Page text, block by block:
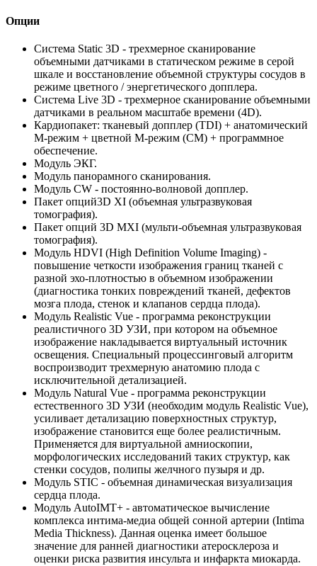
Опции
Система Static 3D - трехмерное сканирование
объемными датчиками в статическом режиме в серой
шкале и восстановление объемной структуры сосудов в
режиме цветного / энергетического допплера.
Система Live 3D - трехмерное сканирование объемными
датчиками в реальном масштабе времени (4D).
Кардиопакет: тканевый допплер (TDI) + анатомический
М-режим + цветной М-режим (CM) + программное
обеспечение.
Модуль ЭКГ.
Модуль панорамного сканирования.
Модуль CW - постоянно-волновой допплер.
Пакет опций3D XI (объемная ультразвуковая
томография).
Пакет опций 3D MXI (мульти-объемная ультразвуковая
томография).
Модуль HDVI (High Definition Volume Imaging) -
повышение четкости изображения границ тканей с
разной эхо-плотностью в объемном изображении
(диагностика тонких повреждений тканей, дефектов
мозга плода, стенок и клапанов сердца плода).
Модуль Realistic Vue - программа реконструкции
реалистичного 3D УЗИ, при котором на объемное
изображение накладывается виртуальный источник
освещения. Специальный процессинговый алгоритм
воспроизводит трехмерную анатомию плода с
исключительной детализацией.
Модуль Natural Vue - программа реконструкции
естественного 3D УЗИ (необходим модуль Realistic Vue),
усиливает детализацию поверхностных структур,
изображение становится еще более реалистичным.
Применяется для виртуальной амниоскопии,
морфологических исследований таких структур, как
стенки сосудов, полипы желчного пузыря и др.
Модуль STIC - объемная динамическая визуализация
сердца плода.
Модуль AutoIMT+ - автоматическое вычисление
комплекса интима-медиа общей сонной артерии (Intima
Media Thickness). Данная оценка имеет большое
значение для ранней диагностики атеросклероза и
оценки риска развития инсульта и инфаркта миокарда.